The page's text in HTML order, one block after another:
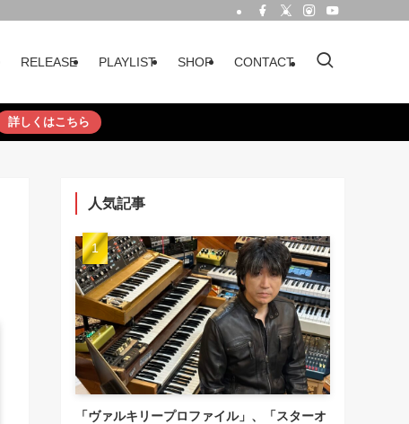
RELEASE PLAYLIST SHOP CONTACT
詳しくはこちら
人気記事
「ヴァルキリープロファイル」、「スターオ